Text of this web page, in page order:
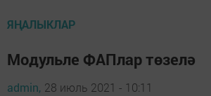
ЯҢАЛЫКЛАР
Модульле ФАПлар төзелә
admin, 28 июль 2021 - 10:11